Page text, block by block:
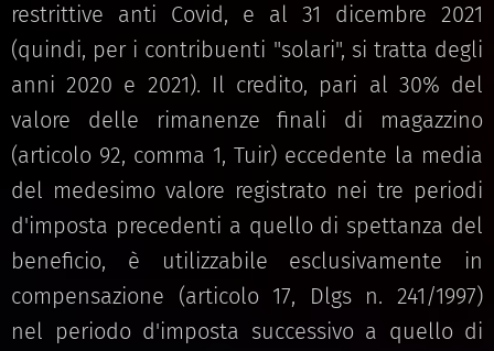
restrittive anti Covid, e al 31 dicembre 2021
(quindi, per i contribuenti "solari", si tratta degli
anni 2020 e 2021). Il credito, pari al 30% del
valore delle rimanenze finali di magazzino
(articolo 92, comma 1, Tuir) eccedente la media
del medesimo valore registrato nei tre periodi
d'imposta precedenti a quello di spettanza del
beneficio, è utilizzabile esclusivamente in
compensazione (articolo 17, Dlgs n. 241/1997)
nel periodo d'imposta successivo a quello di